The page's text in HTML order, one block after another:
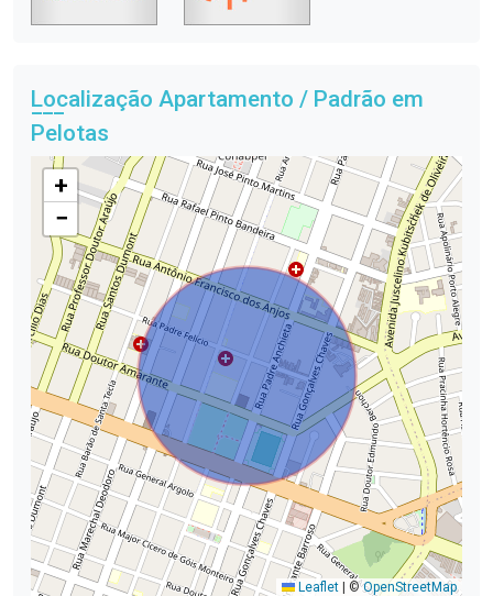
Localização Apartamento / Padrão em
Pelotas
+
−
Leaflet ©OpenStreetMap